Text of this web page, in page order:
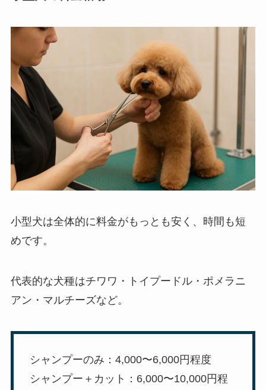
小型犬は全体的に料金がもっとも安く、時間も短
めです。
代表的な犬種はチワワ・トイプードル・ポメラニ
アン・マルチーズなど。
シャンプーのみ：4,000〜6,000円程度
シャンプー＋カット：6,000〜10,000円程